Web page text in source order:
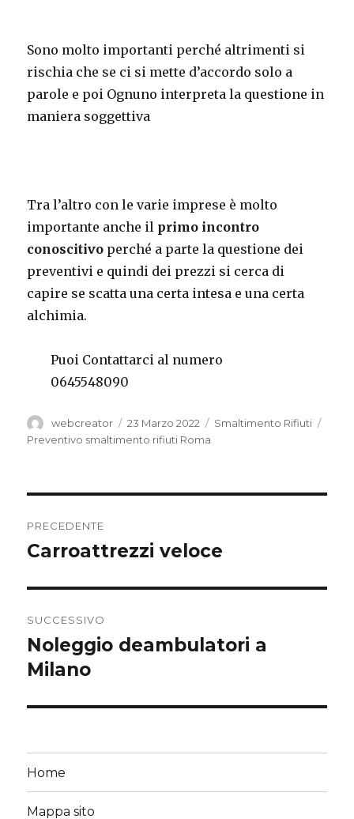
Sono molto importanti perché altrimenti si
rischia che se ci si mette d’accordo solo a
parole e poi Ognuno interpreta la questione in
maniera soggettiva
Tra l’altro con le varie imprese è molto
importante anche il primo incontro
conoscitivo perché a parte la questione dei
preventivi e quindi dei prezzi si cerca di
capire se scatta una certa intesa e una certa
alchimia.
Puoi Contattarci al numero
0645548090
Autore
webcreator
Pubblicato
il
23 Marzo 2022 Categorie
Smaltimento Rifiuti
Preventivo smaltimento rifiuti Roma
articoli
PRECEDENTE
Articolo
Carroattrezzi veloce
SUCCESSIVO
Articolo
successivo:
Noleggio deambulatori a
Milano
Home
Mappa sito